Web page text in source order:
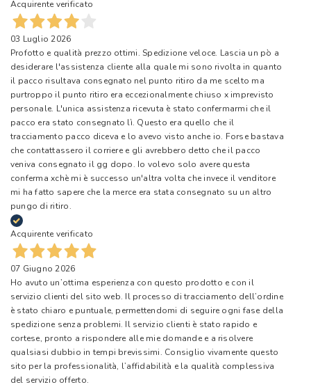
Acquirente verificato
03 Luglio 2026
Profotto e qualità prezzo ottimi. Spedizione veloce. Lascia un pò a
desiderare l'assistenza cliente alla quale mi sono rivolta in quanto
il pacco risultava consegnato nel punto ritiro da me scelto ma
purtroppo il punto ritiro era eccezionalmente chiuso x imprevisto
personale. L'unica assistenza ricevuta è stato confermarmi che il
pacco era stato consegnato lì. Questo era quello che il
tracciamento pacco diceva e lo avevo visto anche io. Forse bastava
che contattassero il corriere e gli avrebbero detto che il pacco
veniva consegnato il gg dopo. Io volevo solo avere questa
conferma xchè mi è successo un'altra volta che invece il venditore
mi ha fatto sapere che la merce era stata consegnato su un altro
pungo di ritiro.
Acquirente verificato
07 Giugno 2026
Ho avuto un’ottima esperienza con questo prodotto e con il
servizio clienti del sito web. Il processo di tracciamento dell’ordine
è stato chiaro e puntuale, permettendomi di seguire ogni fase della
spedizione senza problemi. Il servizio clienti è stato rapido e
cortese, pronto a rispondere alle mie domande e a risolvere
qualsiasi dubbio in tempi brevissimi. Consiglio vivamente questo
sito per la professionalità, l’affidabilità e la qualità complessiva
del servizio offerto.